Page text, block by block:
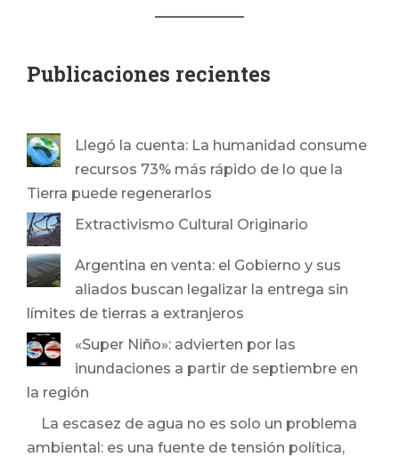
Publicaciones recientes
Llegó la cuenta: La humanidad consume
recursos 73% más rápido de lo que la
Tierra puede regenerarlos
Extractivismo Cultural Originario
Argentina en venta: el Gobierno y sus
aliados buscan legalizar la entrega sin
límites de tierras a extranjeros
«Super Niño»: advierten por las
inundaciones a partir de septiembre en
la región
La escasez de agua no es solo un problema
ambiental: es una fuente de tensión política,